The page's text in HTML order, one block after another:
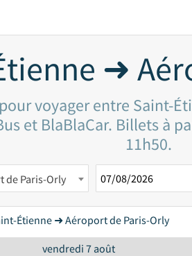
➜
voyager entre Saint-
et BlaBlaCar. Billets à
11h50.
de Paris-Orly
Étienne ➜ Aéroport de Paris-Orly
vendredi 7 août